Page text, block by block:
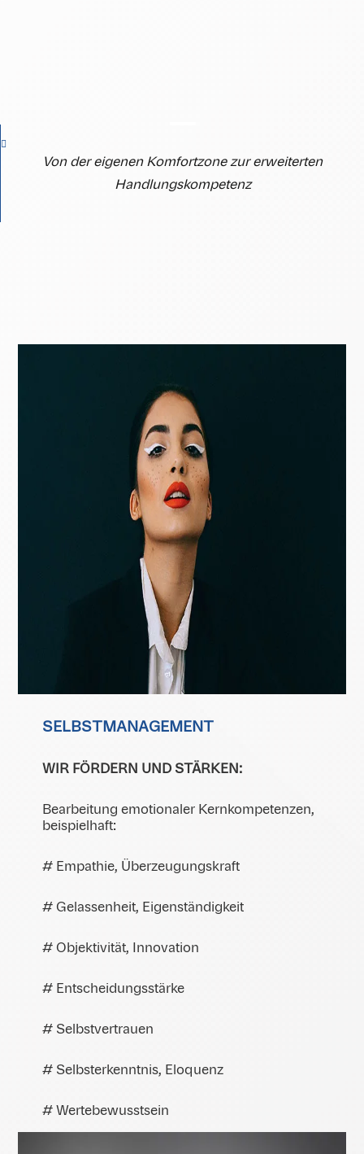
Von der eigenen Komfortzone zur erweiterten
Handlungskompetenz
SELBSTMANAGEMENT
WIR FÖRDERN UND STÄRKEN:
Bearbeitung emotionaler Kernkompetenzen,
beispielhaft:
# Empathie, Überzeugungskraft
# Gelassenheit, Eigenständigkeit
# Objektivität, Innovation
# Entscheidungsstärke
# Selbstvertrauen
# Selbsterkenntnis, Eloquenz
# Wertebewusstsein